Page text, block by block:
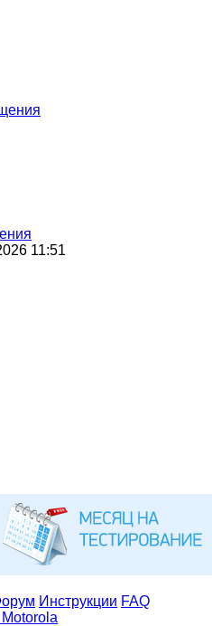
11:51
Инструкции FAQ
Motorola